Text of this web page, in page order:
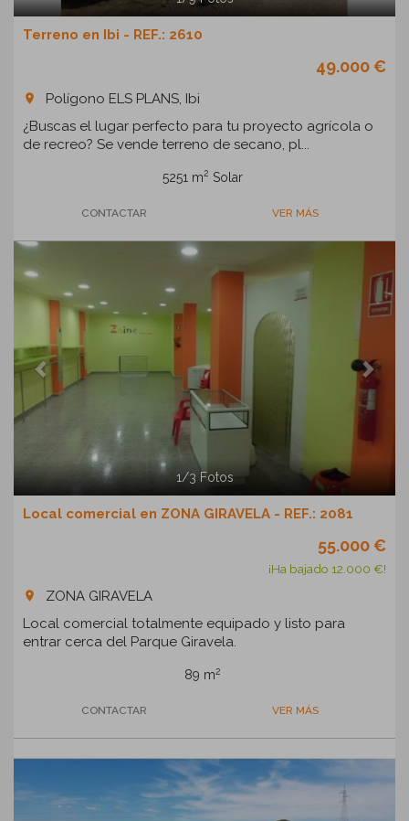
Terreno en Ibi - REF.: 2610
49.000 €
room
Polígono ELS PLANS, Ibi
¿Buscas el lugar perfecto para tu proyecto agrícola o
de recreo? Se vende terreno de secano, pl...
5251 m2 Solar
CONTACTAR VER MÁS
1/3 Fotos
Local comercial en ZONA GIRAVELA - REF.: 2081
55.000 €
¡Ha bajado 12.000 €!
room
ZONA GIRAVELA
Local comercial totalmente equipado y listo para
entrar cerca del Parque Giravela.
89 m2
CONTACTAR VER MÁS